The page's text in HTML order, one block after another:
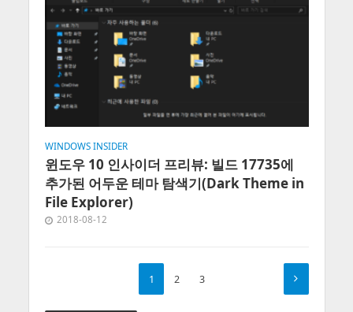
WINDOWS INSIDER
윈도우 10 인사이더 프리뷰: 빌드 17735에
추가된 어두운 테마 탐색기(Dark Theme in
File Explorer)
2018-08-12
1 2 3